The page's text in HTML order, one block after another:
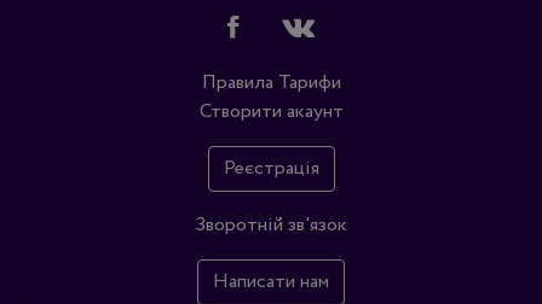
Правила Тарифи
Створити акаунт
Реєстрація
Зворотній зв'язок
Написати нам